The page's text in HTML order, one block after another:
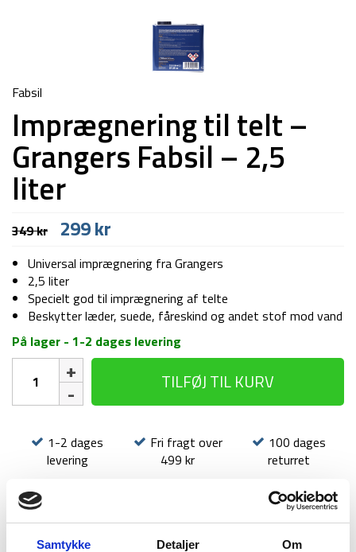
Samtykke Detaljer Om
Fabsil
Imprægnering til telt –
Grangers Fabsil – 2,5
liter
349kr Den
oprindelige
pris
var:
349 kr.
299kr
pris
er:
299 kr.
Universal imprægnering fra Grangers
2,5 liter
Specielt god til imprægnering af telte
Beskytter læder, suede, fåreskind og andet stof mod vand
På lager - 1-2 dages levering
Imprægnering
telt
Grangers
2,5
liter
antal
TILFØJ TIL KURV
1-2 dages
levering
Fri fragt over
499 kr
100 dages
returret